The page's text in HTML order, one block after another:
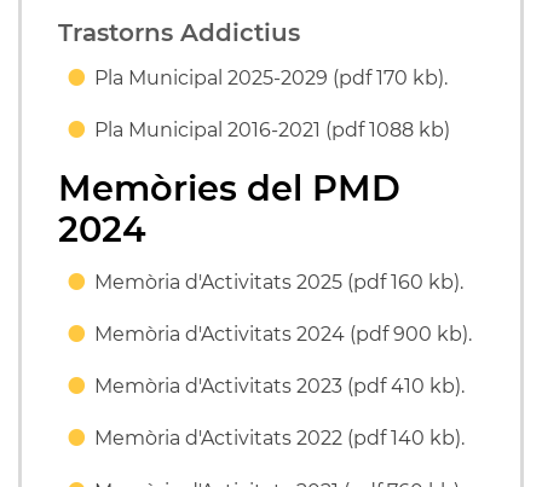
Trastorns Addictius
Pla Municipal 2025-2029 (pdf 170 kb).
Pla Municipal 2016-2021 (pdf 1088 kb)
Memòries del PMD
2024
Memòria d'Activitats 2025 (pdf 160 kb).
Memòria d'Activitats 2024 (pdf 900 kb).
Memòria d'Activitats 2023 (pdf 410 kb).
Memòria d'Activitats 2022 (pdf 140 kb).